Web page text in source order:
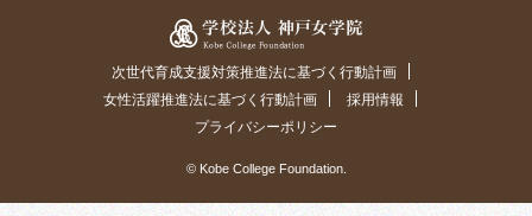
次世代育成支援対策推進法に基づく行動計画
女性活躍推進法に基づく行動計画
採用情報
プライバシーポリシー
© Kobe College Foundation.